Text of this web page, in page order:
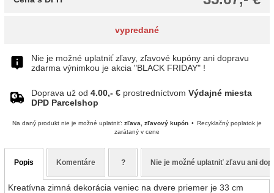
vypredané
Nie je možné uplatniť zľavy, zľavové kupóny ani dopravu
zdarma výnimkou je akcia "BLACK FRIDAY" !
Doprava už od 4.00,- € prostredníctvom Výdajné miesta
DPD Parcelshop
Na daný produkt nie je možné uplatniť: zľava, zľavový kupón
Recyklačný poplatok je
zarátaný v cene
Popis Komentáre ? Nie je možné uplatniť zľavu ani
Kreatívna zimná dekorácia veniec na dvere priemer je 33 cm